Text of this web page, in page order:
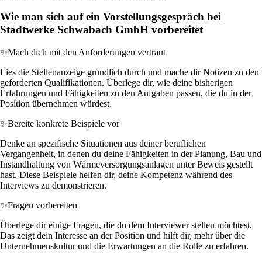
Wie man sich auf ein Vorstellungsgespräch bei
Stadtwerke Schwabach GmbH vorbereitet
✨Mach dich mit den Anforderungen vertraut
Lies die Stellenanzeige gründlich durch und mache dir Notizen zu den
geforderten Qualifikationen. Überlege dir, wie deine bisherigen
Erfahrungen und Fähigkeiten zu den Aufgaben passen, die du in der
Position übernehmen würdest.
✨Bereite konkrete Beispiele vor
Denke an spezifische Situationen aus deiner beruflichen
Vergangenheit, in denen du deine Fähigkeiten in der Planung, Bau und
Instandhaltung von Wärmeversorgungsanlagen unter Beweis gestellt
hast. Diese Beispiele helfen dir, deine Kompetenz während des
Interviews zu demonstrieren.
✨Fragen vorbereiten
Überlege dir einige Fragen, die du dem Interviewer stellen möchtest.
Das zeigt dein Interesse an der Position und hilft dir, mehr über die
Unternehmenskultur und die Erwartungen an die Rolle zu erfahren.